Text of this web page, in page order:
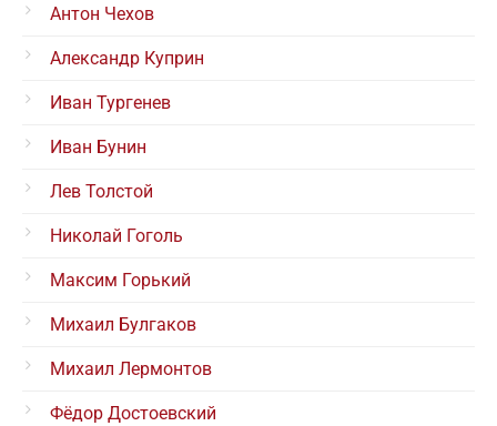
Антон Чехов
Александр Куприн
Иван Тургенев
Иван Бунин
Лев Толстой
Николай Гоголь
Максим Горький
Михаил Булгаков
Михаил Лермонтов
Фёдор Достоевский